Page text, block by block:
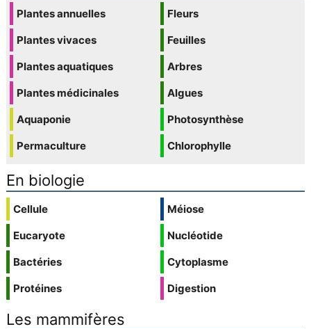
Plantes annuelles
Plantes vivaces
Plantes aquatiques
Plantes médicinales
Aquaponie
Permaculture
Fleurs
Feuilles
Arbres
Algues
Photosynthèse
Chlorophylle
En biologie
Cellule
Eucaryote
Bactéries
Protéines
Méiose
Nucléotide
Cytoplasme
Digestion
Les mammifères